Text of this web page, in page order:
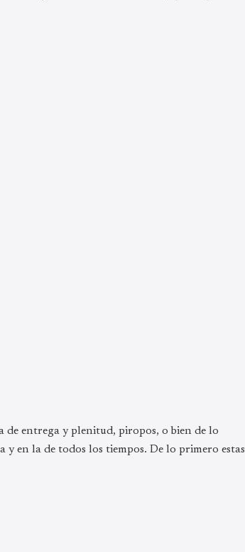
de entrega y plenitud, piropos, o bien de lo
en la de todos los tiempos. De lo primero estas